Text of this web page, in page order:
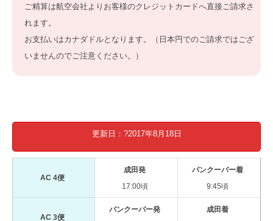
ご精算は航空会社よりお客様のクレジットカードへ直接ご請求さ
れます。
お支払いはカナダドルとなります。（日本円でのご請求ではござ
いませんのでご注意ください。）
更新日：?2017年8月18日
AC 4便
成田発
17:00頃
バンクーバー着
9:45頃
AC 3便
バンクーバー発 成田着